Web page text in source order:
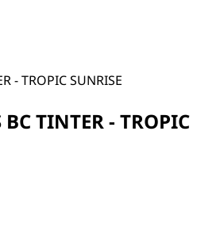
- TROPIC SUNRISE
TINTER - TROPIC